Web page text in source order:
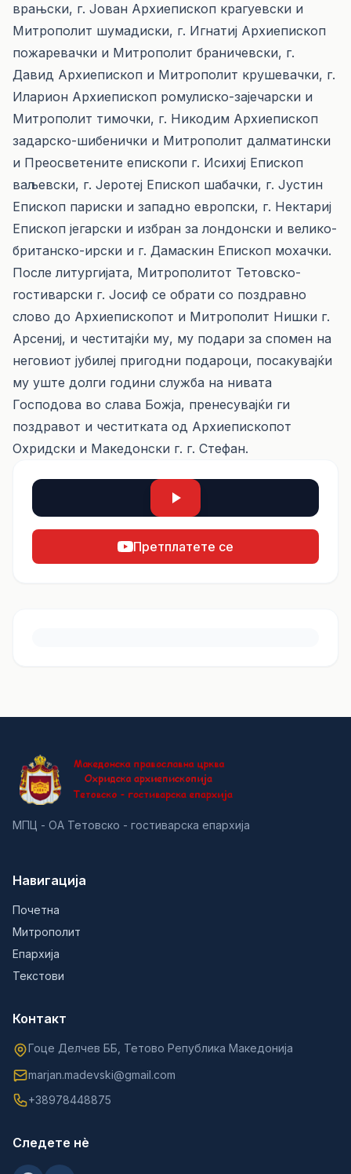
врањски, г. Јован Архиепископ крагуевски и
Митрополит шумадиски, г. Игнатиј Архиепископ
пожаревачки и Митрополит браничевски, г.
Давид Архиепископ и Митрополит крушевачки, г.
Иларион Архиепископ ромулиско-зајечарски и
Митрополит тимочки, г. Никодим Архиепископ
задарско-шибенички и Митрополит далматински
и Преосветените епископи г. Исихиј Епископ
ваљевски, г. Јеротеј Епископ шабачки, г. Јустин
Епископ париски и западно европски, г. Нектариј
Епископ јегарски и избран за лондонски и велико-
британско-ирски и г. Дамаскин Епископ мохачки.
После литургијата, Митрополитот Тетовско-
гостиварски г. Јосиф се обрати со поздравно
слово до Архиепископот и Митрополит Нишки г.
Арсениј, и честитајќи му, му подари за спомен на
неговиот јубилеј пригодни подароци, посакувајќи
му уште долги години служба на нивата
Господова во слава Божја, пренесувајќи ги
поздравот и честитката од Архиепископот
Охридски и Македонски г. г. Стефан.
Претплатете се
МПЦ - ОА Тетовско - гостиварска епархија
Навигација
Почетна
Митрополит
Епархија
Текстови
Контакт
Гоце Делчев ББ, Тетово Република Македонија
marjan.madevski@gmail.com
+38978448875
Следете нè